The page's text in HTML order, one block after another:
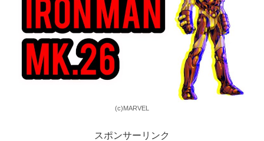
(c)MARVEL
スポンサーリンク